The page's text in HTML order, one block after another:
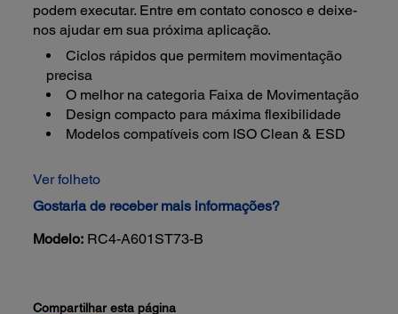
podem executar. Entre em contato conosco e deixe-
nos ajudar em sua próxima aplicação.
Ciclos rápidos que permitem movimentação
precisa
O melhor na categoria Faixa de Movimentação
Design compacto para máxima flexibilidade
Modelos compatíveis com ISO Clean & ESD
Ver folheto
Gostaria de receber mais informações?
Modelo: RC4-A601ST73-B
Compartilhar esta página